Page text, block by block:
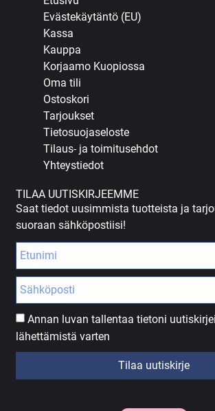
Evästekäytäntö (EU)
Kassa
Kauppa
Korjaamo Kuopiossa
Oma tili
Ostoskori
Tarjoukset
Tietosuojaseloste
Tilaus- ja toimitusehdot
Yhteystiedot
TILAA UUTISKIRJEEMME
Saat tiedot uusimmista tuotteista ja
suoraan sähköpostiisi!
Annan luvan tallentaa tietoni
lähettämistä varten
Tilaa uutiskirje